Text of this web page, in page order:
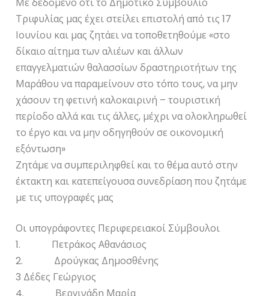
Με δεδομένο ότι το Δημοτικό Συμβούλιο
Τριφυλίας μας έχει στείλει επιστολή από τις 17
Ιουνίου και μας ζητάει να τοποθετηθούμε «στο
δίκαιο αίτημα των αλιέων και άλλων
επαγγελματιών θαλασσίων δραστηριοτήτων της
Μαράθου να παραμείνουν στο τόπο τους, να μην
χάσουν τη φετινή καλοκαιρινή – τουριστική
περίοδο αλλά και τις άλλες, μέχρι να ολοκληρωθεί
το έργο και να μην οδηγηθούν σε οικονομική
εξόντωση»
Ζητάμε να συμπεριληφθεί και το θέμα αυτό στην
έκτακτη και κατεπείγουσα συνεδρίαση που ζητάμε
με τις υπογραφές μας
Οι υπογράφοντες Περιφερειακοί Σύμβουλοι
1. Πετράκος Αθανάσιος
2. Δρούγκας Δημοσθένης
3 Δέδες Γεώργιος